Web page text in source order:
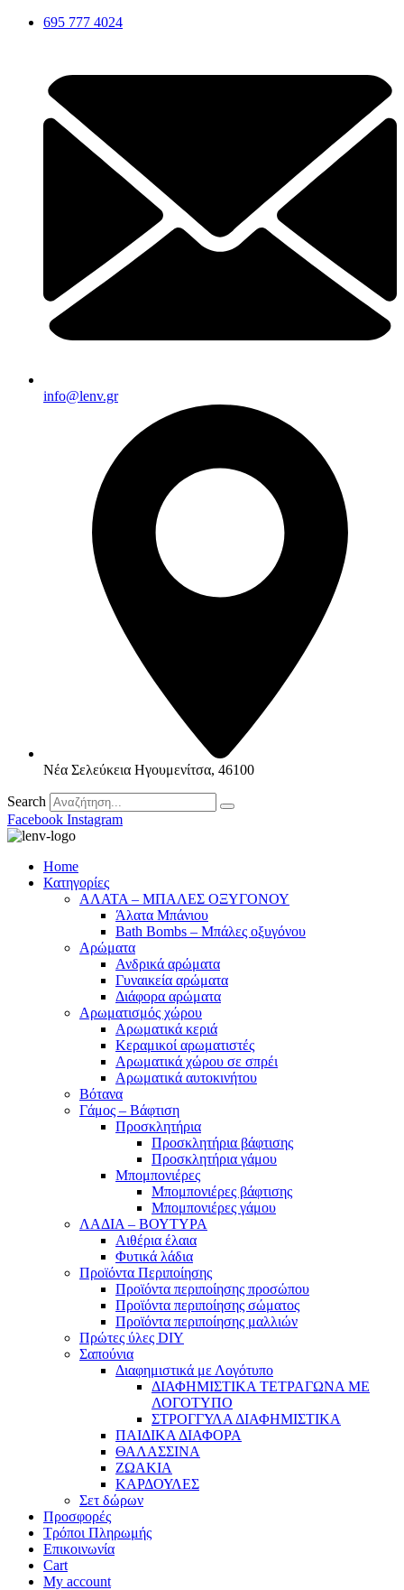
Μετάβαση695 777 4024
info@lenv.gr
Νέα Σελεύκεια Ηγουμενίτσα, 46100
Search
Facebook Instagram
Home
Κατηγορίες
ΑΛΑΤΑ – ΜΠΑΛΕΣ ΟΞΥΓΟΝΟΥ
Άλατα Μπάνιου
Bath Bombs – Μπάλες οξυγόνου
Αρώματα
Ανδρικά αρώματα
Γυναικεία αρώματα
Διάφορα αρώματα
Αρωματισμός χώρου
Αρωματικά κεριά
Kεραμικοί αρωματιστές
Αρωματικά χώρου σε σπρέι
Aρωματικά αυτοκινήτου
Βότανα
Γάμος – Βάφτιση
Προσκλητήρια
Προσκλητήρια βάφτισης
Προσκλητήρια γάμου
Μπομπονιέρες
Μπομπονιέρες βάφτισης
Μπομπονιέρες γάμου
ΛΑΔΙΑ – ΒΟΥΤΥΡΑ
Αιθέρια έλαια
Φυτικά λάδια
Προϊόντα Περιποίησης
Προϊόντα περιποίησης προσώπου
Προϊόντα περιποίησης σώματος
Προϊόντα περιποίησης μαλλιών
Πρώτες ύλες DIY
Σαπούνια
Διαφημιστικά με Λογότυπο
ΔΙΑΦΗΜΙΣΤΙΚΑ ΤΕΤΡΑΓΩΝΑ ΜΕ
ΛΟΓΟΤΥΠΟ
ΣΤΡΟΓΓΥΛΑ ΔΙΑΦΗΜΙΣΤΙΚΑ
ΠΑΙΔΙΚΑ ΔΙΑΦΟΡΑ
ΘΑΛΑΣΣΙΝΑ
ΖΩΑΚΙΑ
ΚΑΡΔΟΥΛΕΣ
Σετ δώρων
Προσφορές
Τρόποι Πληρωμής
Επικοινωνία
Cart
My account